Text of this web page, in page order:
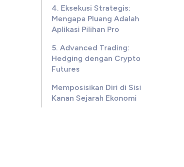
4. Eksekusi Strategis:
Mengapa Pluang Adalah
Aplikasi Pilihan Pro
5. Advanced Trading:
Hedging dengan Crypto
Futures
Memposisikan Diri di Sisi
Kanan Sejarah Ekonomi